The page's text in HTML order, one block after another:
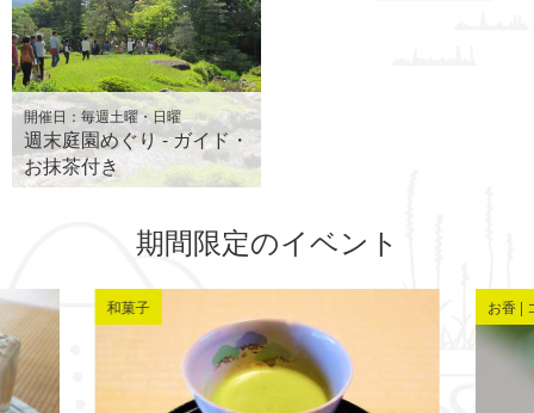
開催日：毎週土曜・日曜
週末庭園めぐり - ガイド・
お抹茶付き
期間限定のイベント
和菓子 お香 |